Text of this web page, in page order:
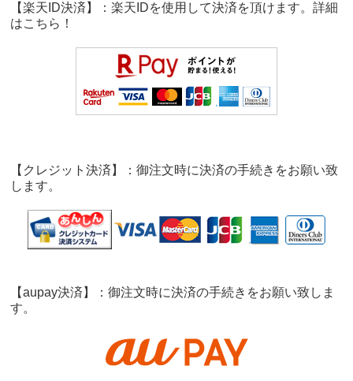
【楽天ID決済】：楽天IDを使用して決済を頂けます。詳細
はこちら！
【クレジット決済】：御注文時に決済の手続きをお願い致
します。
【aupay決済】：御注文時に決済の手続きをお願い致しま
す。